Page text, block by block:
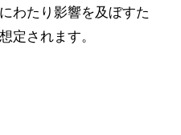
わたり影響を及ぼすた
定されます。